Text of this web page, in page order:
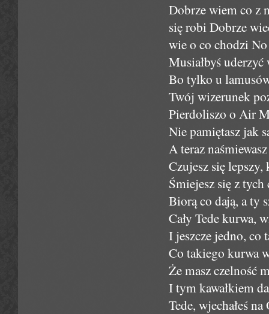
Dobrze wiem co z
się robi Dobrze
wie o co chodzi
Musiałbyś
Bo tylko u
Twój wizerunek
Pierdoliszo o Air
Nie pamiętasz jak
A teraz
Czujesz się
Śmiejesz się z
Biorą co dają, a ty
Cały Tede kurwa,
I jeszcze jedno, co
Co takiego kurwa
Że masz czelność
I tym kawałkiem
Tede, wjechałeś